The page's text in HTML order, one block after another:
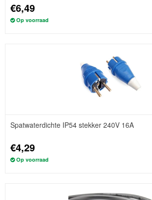
€6,49
Op voorraad
Spatwaterdichte IP54 stekker 240V 16A
€4,29
Op voorraad